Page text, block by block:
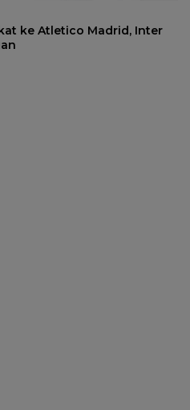
ke Atletico Madrid, Inter